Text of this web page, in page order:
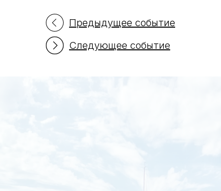
Предыдущее событие
Следующее событие